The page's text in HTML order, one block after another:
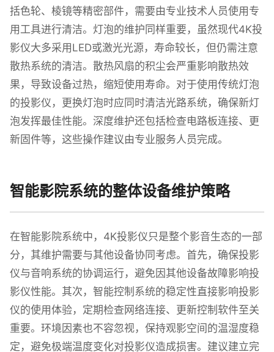
括色轮、棱镜等精密部件，需要由专业技术人员使用专
用工具进行清洁。灯泡的维护同样重要，虽然现代4K投
影仪大多采用LED或激光光源，寿命较长，但仍需注意
散热系统的清洁。散热风扇的积尘会严重影响散热效
果，导致设备过热，缩短使用寿命。对于使用传统灯泡
的投影仪，更换灯泡时应同时清洁光路系统，确保新灯
泡发挥最佳性能。深度维护还包括检查电路板连接、更
新固件等，这些操作建议由专业服务人员完成。
智能影院系统的整体设备维护策略
在智能影院系统中，4K投影仪只是整个影音生态的一部
分，其维护需要与其他设备协同考虑。首先，确保投影
仪与音响系统的协调运行，避免因其他设备故障影响投
影仪性能。其次，智能控制系统的稳定性直接影响投影
仪的使用体验，定期检查网络连接、更新控制软件至关
重要。环境因素也不容忽视，保持观影空间的温湿度稳
定，避免极端温度变化对投影仪造成损害。建议建立完